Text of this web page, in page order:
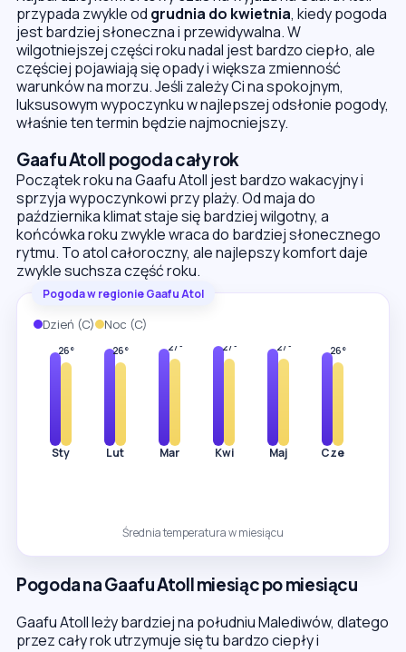
przypada zwykle od grudnia do kwietnia, kiedy pogoda
jest bardziej słoneczna i przewidywalna. W
wilgotniejszej części roku nadal jest bardzo ciepło, ale
częściej pojawiają się opady i większa zmienność
warunków na morzu. Jeśli zależy Ci na spokojnym,
luksusowym wypoczynku w najlepszej odsłonie pogody,
właśnie ten termin będzie najmocniejszy.
Gaafu Atoll pogoda cały rok
Początek roku na Gaafu Atoll jest bardzo wakacyjny i
sprzyja wypoczynkowi przy plaży. Od maja do
października klimat staje się bardziej wilgotny, a
końcówka roku zwykle wraca do bardziej słonecznego
rytmu. To atol całoroczny, ale najlepszy komfort daje
zwykle suchsza część roku.
Pogoda w regionie Gaafu Atol
Dzień (C) Noc (C)
26°
Sty
26°
Lut
27°
Mar
27°
Kwi
27°
Maj
26°
Cze
Średnia temperatura w miesiącu
Pogoda na Gaafu Atoll miesiąc po miesiącu
Gaafu Atoll leży bardziej na południu Malediwów, dlatego
przez cały rok utrzymuje się tu bardzo ciepły i